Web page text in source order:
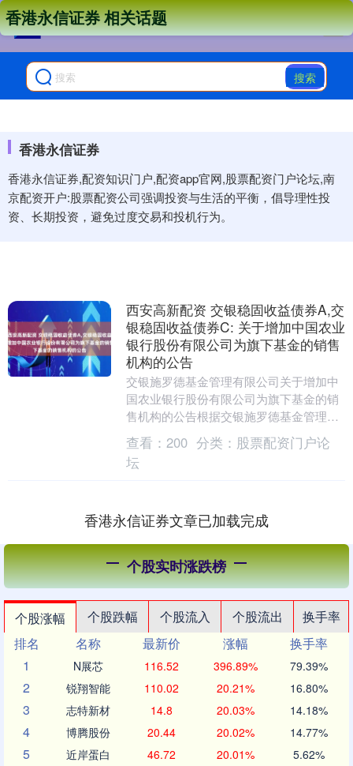
搜索
香港永信证券
香港永信证券,配资知识门户,配资app官网,股票配资门户论坛,南
京配资开户:股票配资公司强调投资与生活的平衡，倡导理性投
资、长期投资，避免过度交易和投机行为。
香港永信证券 相关话题
西安高新配资 交银稳固收益债券A,交
银稳固收益债券C: 关于增加中国农业
银行股份有限公司为旗下基金的销售
机构的公告
交银施罗德基金管理有限公司关于增加中
国农业银行股份有限公司为旗下基金的销
售机构的公告根据交银施罗德基金管理有
限公司（以下简称“本公司”）与中国农业
银行股份有限公....
查看： 200 分类： 股票配资门户论
坛
香港永信证券文章已加载完成
个股实时涨跌榜
个股涨幅 个股跌幅 个股流入 个股流出
换手率
排名
名称 最新价 涨幅
换手率
1
N展芯 116.52 396.89% 79.39%
2 锐翔智能 110.02 20.21% 16.80%
3 志特新材 14.8 20.03% 14.18%
4 博腾股份 20.44 20.02% 14.77%
5 近岸蛋白 46.72 20.01% 5.62%